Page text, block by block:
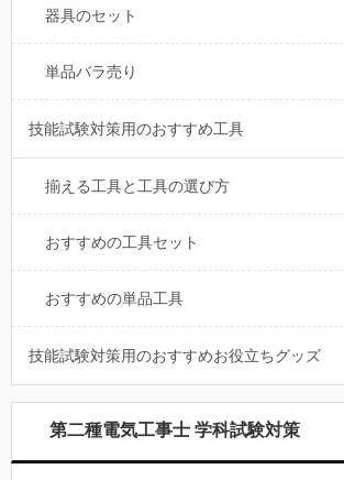
器具のセット
単品バラ売り
技能試験対策用のおすすめ工具
揃える工具と工具の選び方
おすすめの工具セット
おすすめの単品工具
技能試験対策用のおすすめお役立ちグッズ
第二種電気工事士 学科試験対策